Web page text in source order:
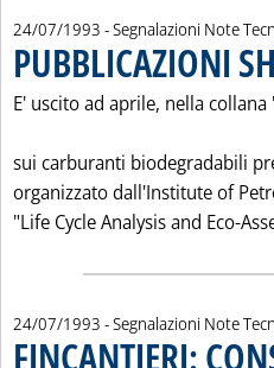
24/07/1993 - Segnalazioni Note
PUBBLICAZIONI
E' uscito ad aprile, nella
sui carburanti biodegradabili
organizzato dall'Institute of
"Life Cycle Analysis and Eco-
24/07/1993 - Segnalazioni Note
FINCANTIERI: